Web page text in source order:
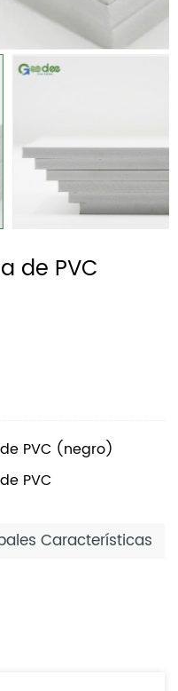
de PVC
PVC (negro)
PVC
Características